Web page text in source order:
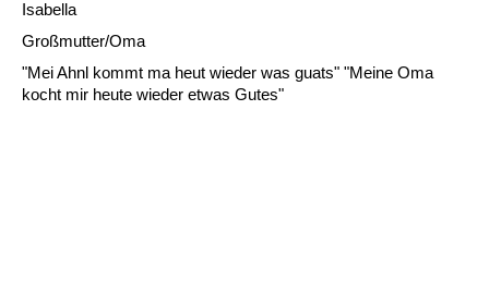
Isabella
Großmutter/Oma
"Mei Ahnl kommt ma heut wieder was guats" "Meine Oma
kocht mir heute wieder etwas Gutes"